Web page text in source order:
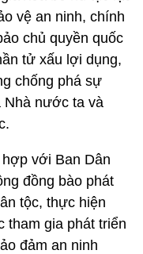
vệ an ninh, chính
chủ quyền quốc
tử xấu lợi dụng,
chống phá sự
Nhà nước ta và
với Ban Dân
đồng bào phát
tộc, thực hiện
tham gia phát triển
đảm an ninh